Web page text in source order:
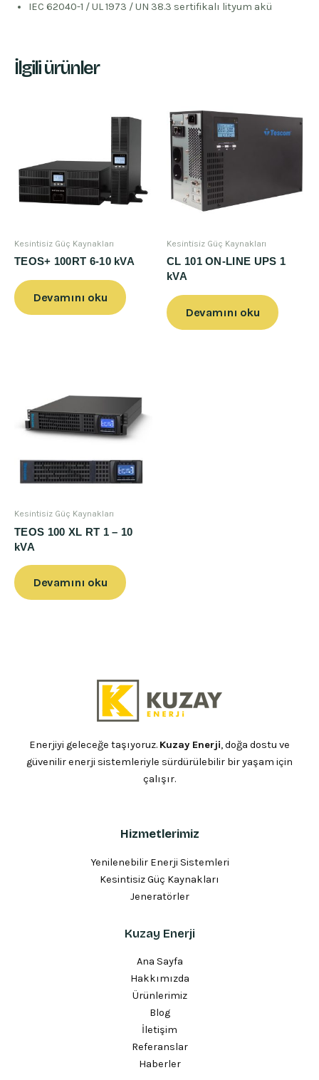
IEC 62040-1 / UL 1973 / UN 38.3 sertifikalı lityum akü
İlgili ürünler
Kesintisiz Güç Kaynakları
TEOS+ 100RT 6-10 kVA
Devamını oku
Kesintisiz Güç Kaynakları
CL 101 ON-LINE UPS 1
kVA
Devamını oku
Kesintisiz Güç Kaynakları
TEOS 100 XL RT 1 – 10
kVA
Devamını oku
Enerjiyi geleceğe taşıyoruz. Kuzay Enerji, doğa dostu ve
güvenilir enerji sistemleriyle sürdürülebilir bir yaşam için
çalışır.
Hizmetlerimiz
Yenilenebilir Enerji Sistemleri
Kesintisiz Güç Kaynakları
Jeneratörler
Kuzay Enerji
Ana Sayfa
Hakkımızda
Ürünlerimiz
Blog
İletişim
Referanslar
Haberler